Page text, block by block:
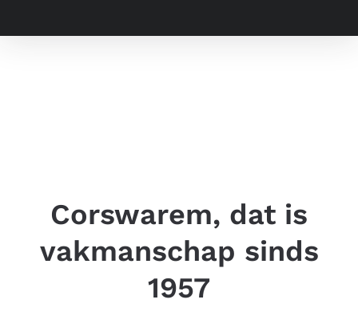
Corswarem, dat is
vakmanschap sinds
1957